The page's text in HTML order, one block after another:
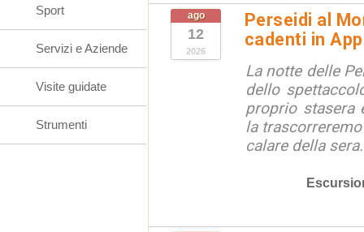
ago
12
2026
Perseidi al
cadenti in
La notte delle
dello
proprio stasera
la
calare della
Sport
Servizi e Aziende
Visite guidate
Strumenti